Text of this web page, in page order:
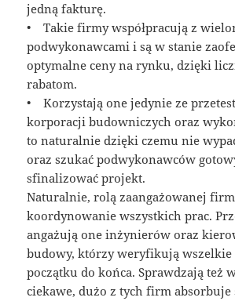
jedną fakturę.
• Takie firmy współpracują z
podwykonawcami i są w stanie
optymalne ceny na rynku, dzięki
rabatom.
• Korzystają one jedynie ze
korporacji budowniczych oraz
to naturalnie dzięki czemu nie
oraz szukać podwykonawców
sfinalizować projekt.
Naturalnie, rolą zaangażowanej
koordynowanie wszystkich prac.
angażują one inżynierów oraz
budowy, którzy weryfikują wszelkie
początku do końca. Sprawdzają też
ciekawe, dużo z tych firm absorbuje